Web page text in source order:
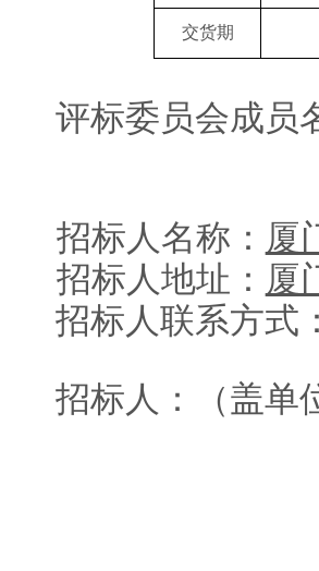
交货期
评标委员会成员
招标人名称： 厦
招标人地址： 厦
招标人联系方式
招标人：（盖单